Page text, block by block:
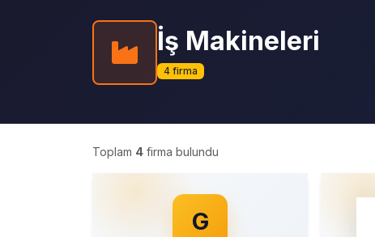
İş Makineleri
4 firma
Toplam 4 firma bulundu
G